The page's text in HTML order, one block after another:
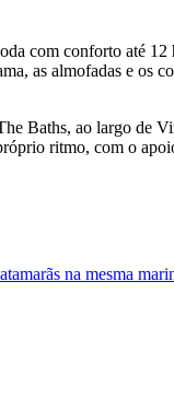
com conforto até
as almofadas e
Baths, ao largo
ritmo, com o
na mesma